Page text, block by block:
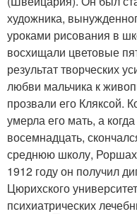
художника,
уроками рисования в
восхищали цветовые
результат творческих
любви мальчика к
прозвали его Кляксой.
умерла его мать, а
восемнадцать,
среднюю школу,
1912 году он получил
Цюрихского
психиатрических